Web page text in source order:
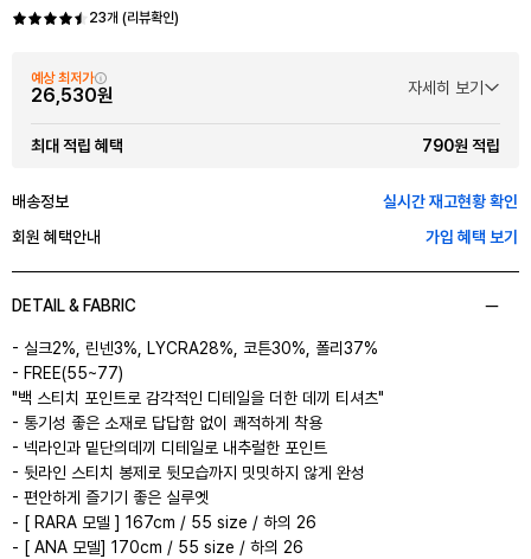
23개 (리뷰확인)
예상 최저가
26,530원 자세히 보기
최대 적립 혜택 790원 적립
배송정보
실시간 재고현황 확인
회원 혜택안내
가입 혜택 보기
DETAIL & FABRIC
- 실크2%, 린넨3%, LYCRA28%, 코튼30%, 폴리37%
- FREE(55~77)
"백 스티치 포인트로 감각적인 디테일을 더한 데끼 티셔츠"
- 통기성 좋은 소재로 답답함 없이 쾌적하게 착용
- 넥라인과 밑단의데끼 디테일로 내추럴한 포인트
- 뒷라인 스티치 봉제로 뒷모습까지 밋밋하지 않게 완성
- 편안하게 즐기기 좋은 실루엣
- [ RARA 모델 ] 167cm / 55 size / 하의 26
- [ ANA 모델] 170cm / 55 size / 하의 26